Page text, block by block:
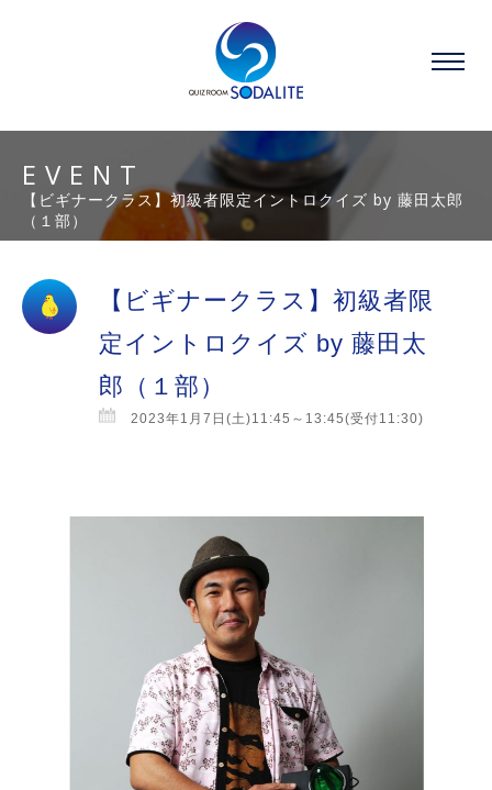
EVENT
【ビギナークラス】初級者限定イントロクイズ by 藤田太郎
（１部）
【ビギナークラス】初級者限
定イントロクイズ by 藤田太
郎（１部）
2023年1月7日(土)11:45～13:45(受付11:30)